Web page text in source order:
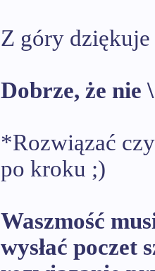
Z góry
Dobrze, że
*Rozwiązać
po kroku ;)
Waszmość
wysłać poczet